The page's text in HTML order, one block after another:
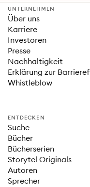
UNTERNEHMEN
Über uns
Karriere
Investoren
Presse
Nachhaltigkeit
Erklärung zur
Whistleblow
ENTDECKEN
Suche
Bücher
Bücherserien
Storytel Originals
Autoren
Sprecher